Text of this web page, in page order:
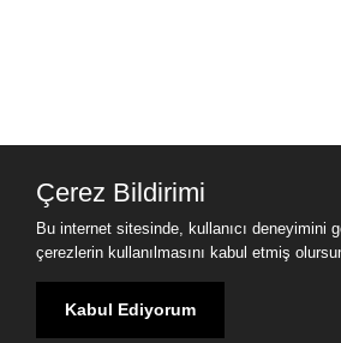
Çerez Bildirimi
Bu internet sitesinde, kullanıcı deneyimini
çerezlerin kullanılmasını kabul etmiş
Kabul Ediyorum